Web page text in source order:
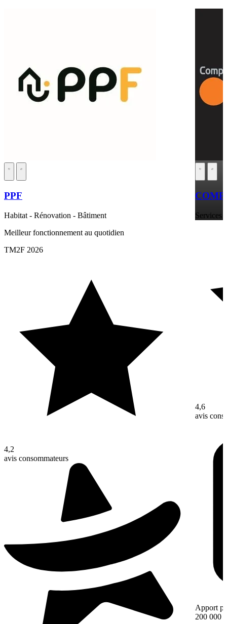
PPF
Habitat - Rénovation - Bâtiment
Meilleur fonctionnement au quotidien
TM2F 2026
4,2
avis consommateurs
Services
4,6
avis
Apport
200 000 €